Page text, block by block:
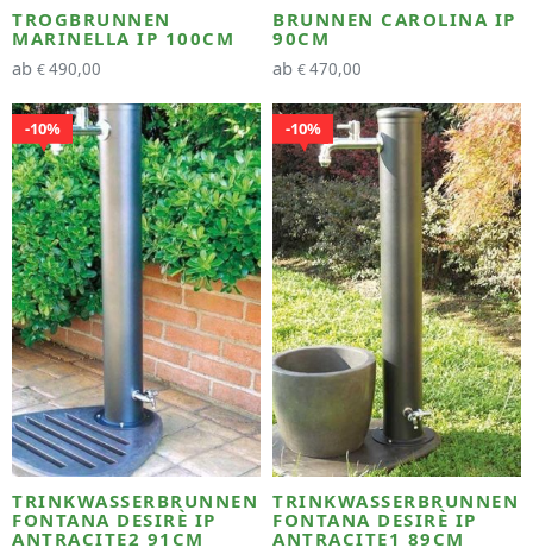
TROGBRUNNEN
MARINELLA IP 100CM
ab €490,00
BRUNNEN CAROLINA IP
90CM
ab €470,00
10%
TRINKWASSERBRUNNEN
FONTANA DESIRÈ IP
ANTRACITE2 91CM
10%
TRINKWASSERBRUNNEN
FONTANA DESIRÈ IP
ANTRACITE1 89CM